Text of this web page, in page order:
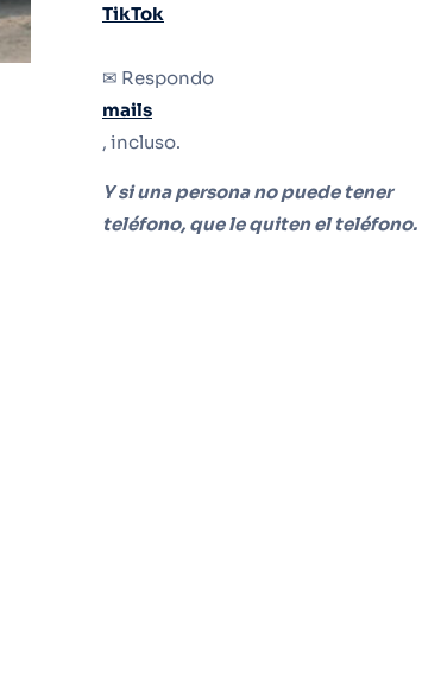
TikTok
✉ Respondo
mails
, incluso.
Y si una persona no puede tener
teléfono, que le quiten el teléfono.